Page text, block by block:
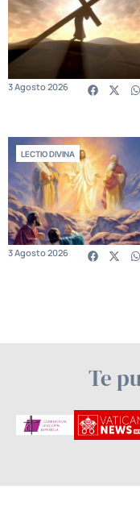
3 Agosto 2026
LECTIO DIVINA
3 Agosto 2026
Te